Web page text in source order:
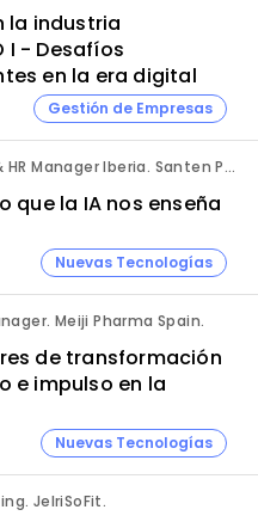
la industria
I - Desafíos
en la era digital
Gestión de Empresas
Valentina Monaca. HRBP & HR Manager Iberia. Santen Pharmaceutical.
que la IA nos enseña
Nuevas Tecnologías
Meiji Pharma Spain.
de transformación
e impulso en la
Nuevas Tecnologías
JelriSoFit.